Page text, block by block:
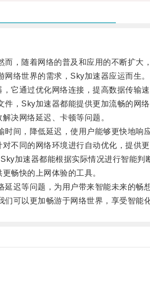
随着网络的普及和应用的不断扩大
络世界的需求，Sky加速器应运而生。
通过优化网络连接，提高数据传输速
Sky加速器都能提供更加流畅的网络
决网络延迟、卡顿等问题。
，降低延迟，使用户能够更快地响
同的网络环境进行自动优化，提供更
速器都能根据实际情况进行智能判
畅快的上网体验的工具。
迟等问题，为用户带来智能未来的畅想
以更加畅游于网络世界，享受智能化